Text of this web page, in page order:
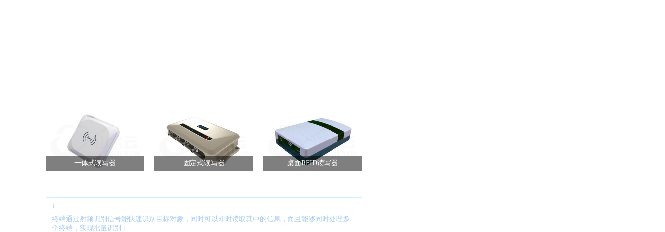
一体式读写器 固定式读写器 桌面RFID读写器
1.
终端通过射频识别信号能快速识别目标对象，同时可以即时读取其中的信息，而且能够同时处理多
个终端，实现批量识别；